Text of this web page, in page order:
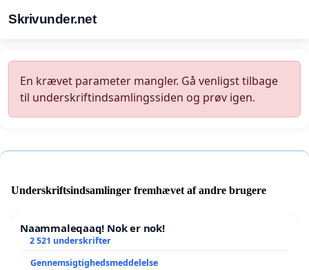
Skrivunder.net
En krævet parameter mangler. Gå venligst tilbage
til underskriftindsamlingssiden og prøv igen.
Underskriftsindsamlinger fremhævet af andre brugere
Naammaleqaaq! Nok er nok!
2 521 underskrifter
Gennemsigtighedsmeddelelse